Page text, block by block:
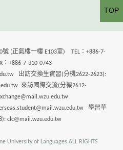
號 (正氣樓一樓 E103室) TEL：+886-7-
：+886-7-310-0743
出訪交換生實習(分機2622-2623):
來訪國際交流(分機2612-
學習華
clc@mail.wzu.edu.tw
University of Languages ALL RIGHTS
TOP